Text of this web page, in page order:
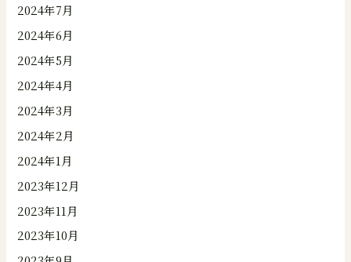
2024年7月
2024年6月
2024年5月
2024年4月
2024年3月
2024年2月
2024年1月
2023年12月
2023年11月
2023年10月